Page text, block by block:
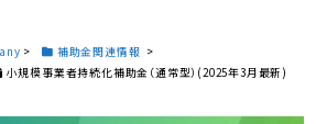
> 補助金関連情報 >
小規模事業者持続化補助金（通常型）(2025年3月最新)